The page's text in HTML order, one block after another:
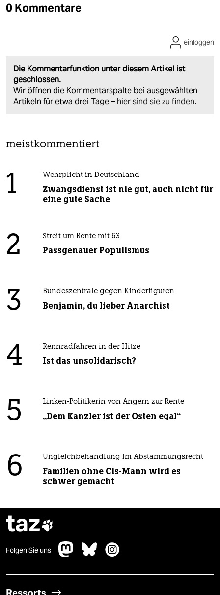
0 Kommentare
Die Kommentarfunktion unter diesem Artikel ist
geschlossen.
Wir öffnen die Kommentarspalte bei ausgewählten
Artikeln für etwa drei Tage – hier sind sie zu finden.
einloggen
meistkommentiert
1 Wehrplicht in Deutschland
Zwangsdienst ist nie gut, auch nicht für
eine gute Sache
2 Streit um Rente mit 63
Passgenauer Populismus
3 Bundeszentrale gegen Kinderfiguren
Benjamin, du lieber Anarchist
4 Rennradfahren in der Hitze
Ist das unsolidarisch?
5 Linken-Politikerin von Angern zur Rente
„Dem Kanzler ist der Osten egal“
6 Ungleichbehandlung im Abstammungsrecht
Familien ohne Cis-Mann wird es
schwer gemacht
taz
Folgen Sie uns
Ressorts